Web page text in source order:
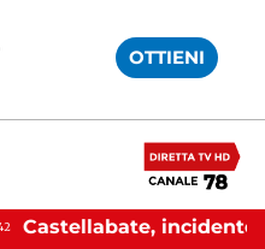
OTTIENI